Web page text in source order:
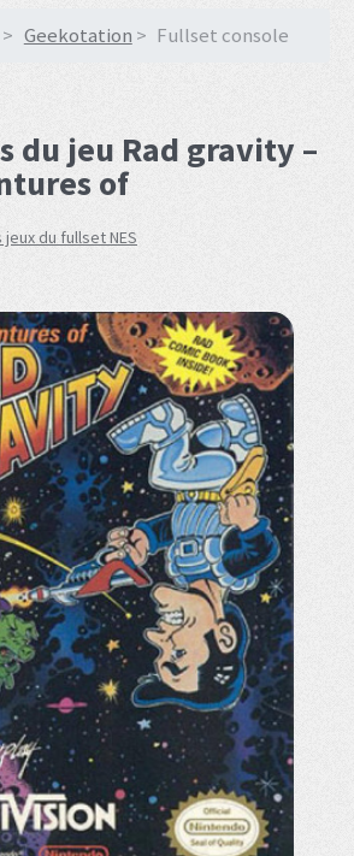
Geekotation Fullset console
du jeu Rad gravity –
of
du fullset NES